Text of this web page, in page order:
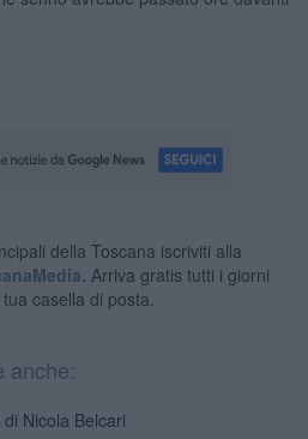
della Toscana iscriviti alla
Arriva gratis tutti i giorni
casella di posta.
anche:
Nicola Belcari